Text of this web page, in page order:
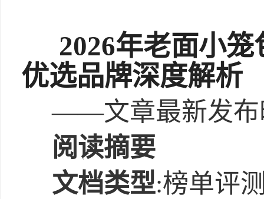
2026年老面小
优选品牌深度解析
——文章最新发布
阅读摘要
文档类型:榜单评